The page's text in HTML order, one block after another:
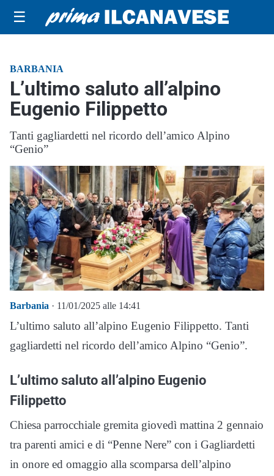
☰
BARBANIA
L’ultimo saluto all’alpino
Eugenio Filippetto
Tanti gagliardetti nel ricordo dell’amico Alpino
“Genio”
Barbania · 11/01/2025 alle 14:41
L’ultimo saluto all’alpino Eugenio Filippetto. Tanti
gagliardetti nel ricordo dell’amico Alpino “Genio”.
L’ultimo saluto all’alpino Eugenio
Filippetto
Chiesa parrocchiale gremita giovedì mattina 2 gennaio
tra parenti amici e di “Penne Nere” con i Gagliardetti
in onore ed omaggio alla scomparsa dell’alpino